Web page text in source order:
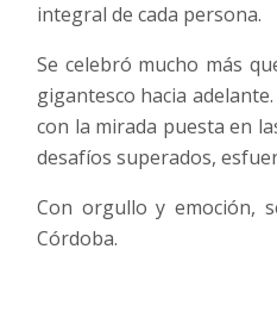
integral de cada persona.
Se celebró mucho más
gigantesco hacia
con la mirada puesta en
desafíos superados,
Con orgullo y emoción,
Córdoba.